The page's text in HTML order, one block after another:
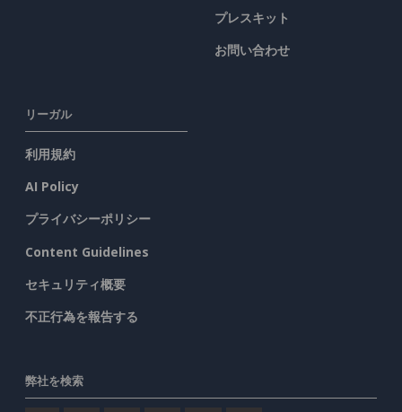
プレスキット
お問い合わせ
リーガル
利用規約
AI Policy
プライバシーポリシー
Content Guidelines
セキュリティ概要
不正行為を報告する
弊社を検索